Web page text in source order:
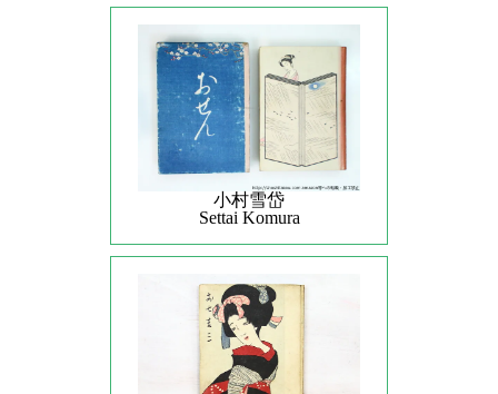
小村雪岱
Settai Komura